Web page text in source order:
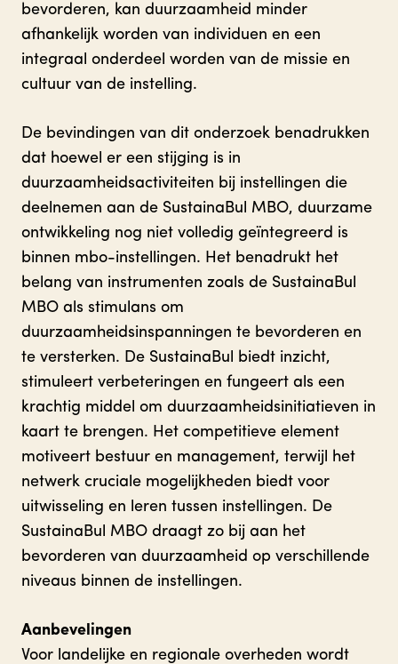
bevorderen, kan duurzaamheid minder
afhankelijk worden van individuen en een
integraal onderdeel worden van de missie en
cultuur van de instelling.
De bevindingen van dit onderzoek benadrukken
dat hoewel er een stijging is in
duurzaamheidsactiviteiten bij instellingen die
deelnemen aan de SustainaBul MBO, duurzame
ontwikkeling nog niet volledig geïntegreerd is
binnen mbo-instellingen. Het benadrukt het
belang van instrumenten zoals de SustainaBul
MBO als stimulans om
duurzaamheidsinspanningen te bevorderen en
te versterken. De SustainaBul biedt inzicht,
stimuleert verbeteringen en fungeert als een
krachtig middel om duurzaamheidsinitiatieven in
kaart te brengen. Het competitieve element
motiveert bestuur en management, terwijl het
netwerk cruciale mogelijkheden biedt voor
uitwisseling en leren tussen instellingen. De
SustainaBul MBO draagt zo bij aan het
bevorderen van duurzaamheid op verschillende
niveaus binnen de instellingen.
Aanbevelingen
Voor landelijke en regionale overheden wordt